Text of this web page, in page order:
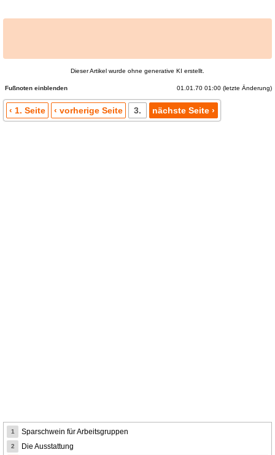
Dieser Artikel wurde ohne generative KI erstellt.
01.01.70 01:00 (letzte Änderung)
Fußnoten
‹ 1. Seite ‹ vorherige Seite 3. nächste Seite ›
1 Sparschwein für Arbeitsgruppen
2 Die Ausstattung